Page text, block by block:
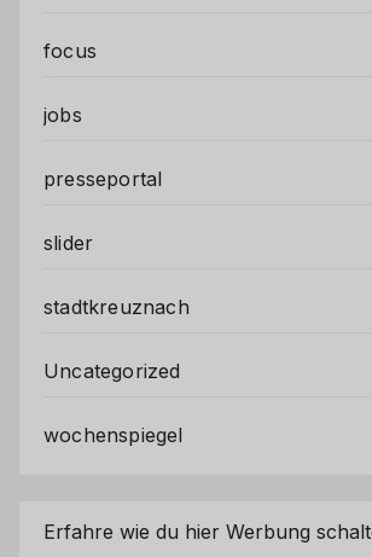
focus
jobs
presseportal
slider
stadtkreuznach
Uncategorized
wochenspiegel
Erfahre wie du hier Werbung